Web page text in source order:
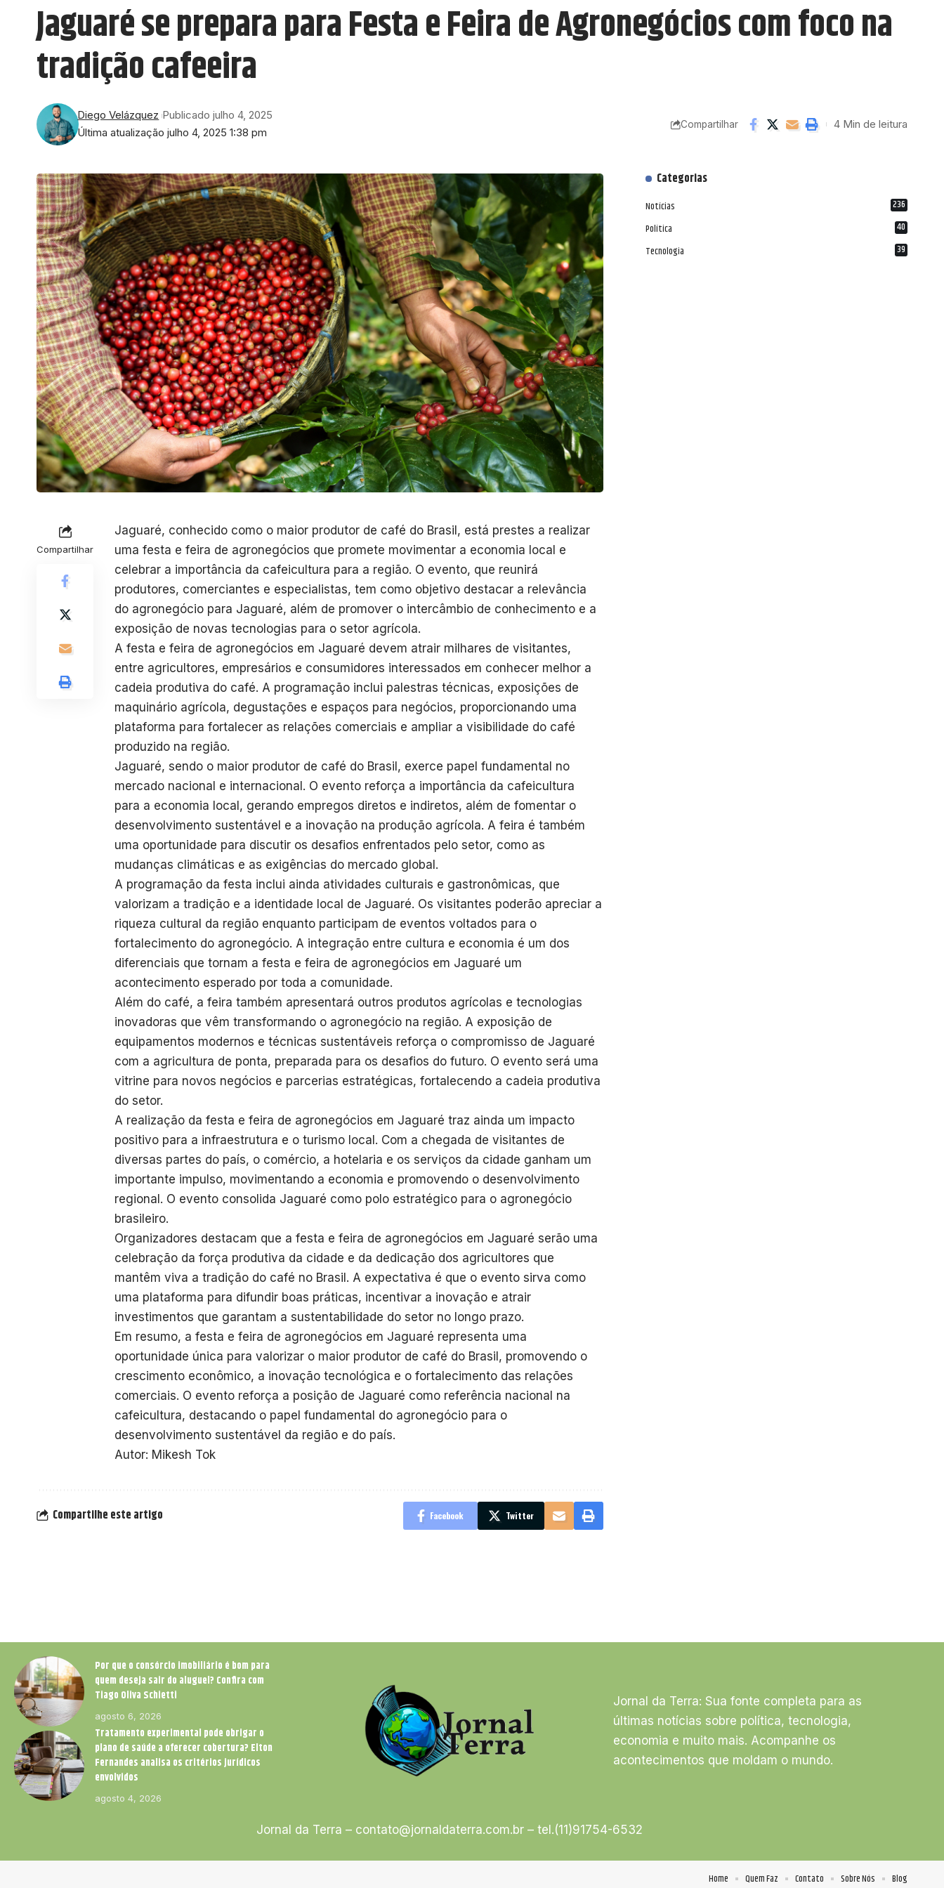
Jaguaré se prepara para Festa e Feira de Agronegócios com foco na
tradição cafeeira
Última atualização julho 4, 2025 1:38 pm
Diego Velázquez Publicado julho 4, 2025
Compartilhar 4 Min de leitura
Compartilhar
Jaguaré, conhecido como o maior produtor de café do Brasil, está prestes a realizar
uma festa e feira de agronegócios que promete movimentar a economia local e
celebrar a importância da cafeicultura para a região. O evento, que reunirá
produtores, comerciantes e especialistas, tem como objetivo destacar a relevância
do agronegócio para Jaguaré, além de promover o intercâmbio de conhecimento e a
exposição de novas tecnologias para o setor agrícola.
A festa e feira de agronegócios em Jaguaré devem atrair milhares de visitantes,
entre agricultores, empresários e consumidores interessados em conhecer melhor a
cadeia produtiva do café. A programação inclui palestras técnicas, exposições de
maquinário agrícola, degustações e espaços para negócios, proporcionando uma
plataforma para fortalecer as relações comerciais e ampliar a visibilidade do café
produzido na região.
Jaguaré, sendo o maior produtor de café do Brasil, exerce papel fundamental no
mercado nacional e internacional. O evento reforça a importância da cafeicultura
para a economia local, gerando empregos diretos e indiretos, além de fomentar o
desenvolvimento sustentável e a inovação na produção agrícola. A feira é também
uma oportunidade para discutir os desafios enfrentados pelo setor, como as
mudanças climáticas e as exigências do mercado global.
A programação da festa inclui ainda atividades culturais e gastronômicas, que
valorizam a tradição e a identidade local de Jaguaré. Os visitantes poderão apreciar a
riqueza cultural da região enquanto participam de eventos voltados para o
fortalecimento do agronegócio. A integração entre cultura e economia é um dos
diferenciais que tornam a festa e feira de agronegócios em Jaguaré um
acontecimento esperado por toda a comunidade.
Além do café, a feira também apresentará outros produtos agrícolas e tecnologias
inovadoras que vêm transformando o agronegócio na região. A exposição de
equipamentos modernos e técnicas sustentáveis reforça o compromisso de Jaguaré
com a agricultura de ponta, preparada para os desafios do futuro. O evento será uma
vitrine para novos negócios e parcerias estratégicas, fortalecendo a cadeia produtiva
do setor.
A realização da festa e feira de agronegócios em Jaguaré traz ainda um impacto
positivo para a infraestrutura e o turismo local. Com a chegada de visitantes de
diversas partes do país, o comércio, a hotelaria e os serviços da cidade ganham um
importante impulso, movimentando a economia e promovendo o desenvolvimento
regional. O evento consolida Jaguaré como polo estratégico para o agronegócio
brasileiro.
Organizadores destacam que a festa e feira de agronegócios em Jaguaré serão uma
celebração da força produtiva da cidade e da dedicação dos agricultores que
mantêm viva a tradição do café no Brasil. A expectativa é que o evento sirva como
uma plataforma para difundir boas práticas, incentivar a inovação e atrair
investimentos que garantam a sustentabilidade do setor no longo prazo.
Em resumo, a festa e feira de agronegócios em Jaguaré representa uma
oportunidade única para valorizar o maior produtor de café do Brasil, promovendo o
crescimento econômico, a inovação tecnológica e o fortalecimento das relações
comerciais. O evento reforça a posição de Jaguaré como referência nacional na
cafeicultura, destacando o papel fundamental do agronegócio para o
desenvolvimento sustentável da região e do país.
Autor: Mikesh Tok
Compartilhe este artigo Facebook Twitter
Categorias
Notícias 236
Política 40
Tecnologia 39
Por que o consórcio imobiliário é bom para
quem deseja sair do aluguel? Confira com
Tiago Oliva Schietti
agosto 6, 2026
Tratamento experimental pode obrigar o
plano de saúde a oferecer cobertura? Elton
Fernandes analisa os critérios jurídicos
envolvidos
agosto 4, 2026
Jornal da Terra: Sua fonte completa para as
últimas notícias sobre política, tecnologia,
economia e muito mais. Acompanhe os
acontecimentos que moldam o mundo.
Jornal da Terra – contato@jornaldaterra.com.br – tel.(11)91754-6532
Home Quem Faz Contato Sobre Nós Blog